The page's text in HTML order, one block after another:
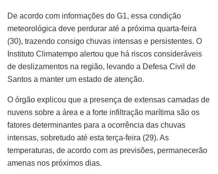
De acordo com informações do G1, essa condição
meteorológica deve perdurar até a próxima quarta-feira
(30), trazendo consigo chuvas intensas e persistentes. O
Instituto Climatempo alertou que há riscos consideráveis
de deslizamentos na região, levando a Defesa Civil de
Santos a manter um estado de atenção.
O órgão explicou que a presença de extensas camadas de
nuvens sobre a área e a forte infiltração marítima são os
fatores determinantes para a ocorrência das chuvas
intensas, sobretudo até esta terça-feira (29). As
temperaturas, de acordo com as previsões, permanecerão
amenas nos próximos dias.